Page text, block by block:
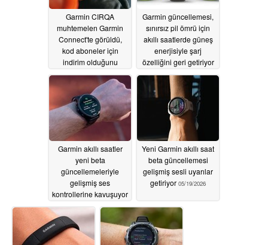
Garmin CIRQA
muhtemelen Garmin
Connect'te görüldü,
kod aboneler için
indirim olduğunu
gösteriyor05/21/2026
Garmin güncellemesi,
sınırsız pil ömrü için
akıllı saatlerde güneş
enerjisiyle şarj
özelliğini geri getiriyor
05/19/2026
Garmin akıllı saatler
yeni beta
güncellemeleriyle
gelişmiş ses
kontrollerine kavuşuyor
05/19/2026
Yeni Garmin akıllı saat
beta güncellemesi
gelişmiş sesli uyarılar
getiriyor 05/19/2026